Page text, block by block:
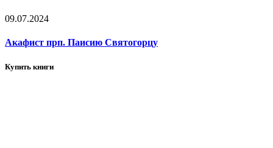
09.07.2024
Акафист прп. Паисию Святогорцу
Купить книги